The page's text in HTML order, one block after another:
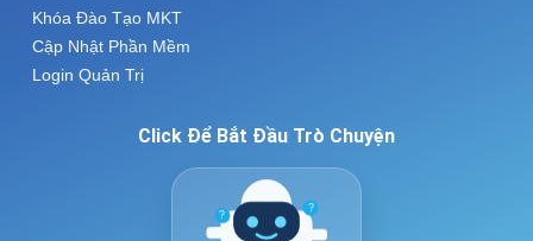
Khóa Đào Tạo MKT
Cập Nhật Phần Mềm
Login Quản Trị
Click Để Bắt Đầu Trò Chuyện
?
?